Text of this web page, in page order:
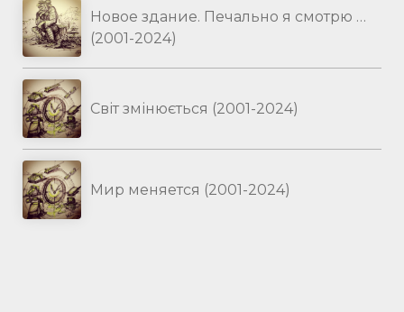
Новое здание. Печально я смотрю …
(2001-2024)
Світ змінюється (2001-2024)
Мир меняется (2001-2024)